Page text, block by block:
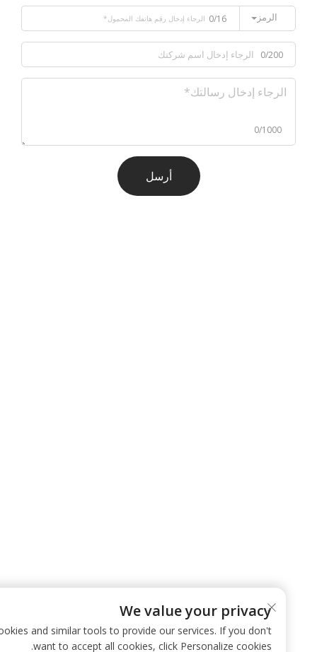
0/16
أرسل
We value your privacy
use cookies and similar tools to provide our services. If you don't
want to accept all cookies, click Personalize cookies.